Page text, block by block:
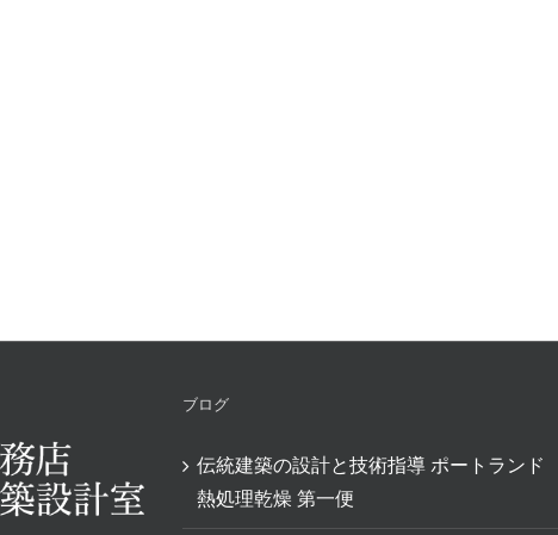
ブログ
伝統建築の設計と技術指導 ポートランド
熱処理乾燥 第一便